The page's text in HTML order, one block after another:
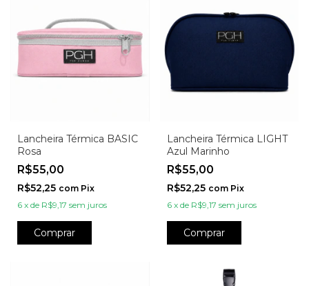
Lancheira Térmica BASIC
Rosa
R$55,00
R$52,25 com Pix
6 x de R$9,17 sem juros
Comprar
Lancheira Térmica LIGHT
Azul Marinho
R$55,00
R$52,25 com Pix
6 x de R$9,17 sem juros
Comprar